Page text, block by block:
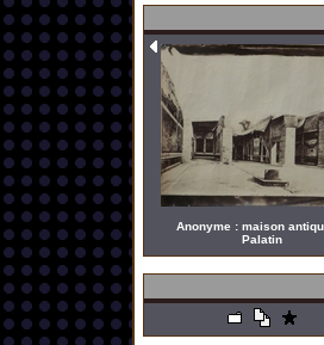
Anonyme : maison
Palatin